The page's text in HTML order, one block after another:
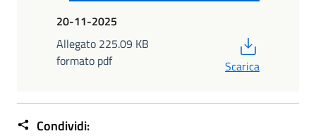
20-11-2025
Allegato 225.09 KB
formato pdf
Scarica
Condividi: